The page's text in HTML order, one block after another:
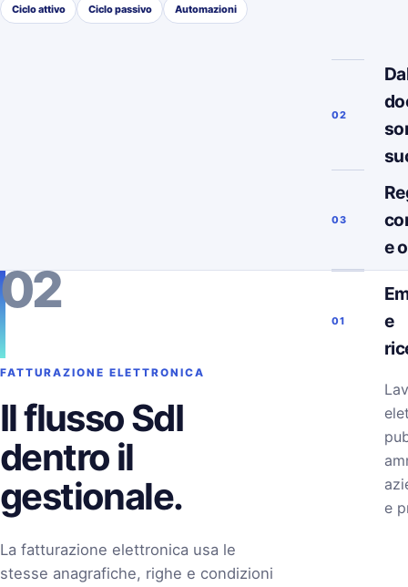
Ciclo attivo Ciclo passivo Automazioni
02
03
e
02
FATTURAZIONE ELETTRONICA
Il flusso SdI
dentro il
gestionale.
La fatturazione elettronica usa le
stesse anagrafiche, righe e condizioni
01
e
e